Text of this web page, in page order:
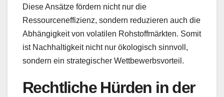
Diese Ansätze fördern nicht nur die
Ressourceneffizienz, sondern reduzieren auch die
Abhängigkeit von volatilen Rohstoffmärkten. Somit
ist Nachhaltigkeit nicht nur ökologisch sinnvoll,
sondern ein strategischer Wettbewerbsvorteil.
Rechtliche Hürden in der